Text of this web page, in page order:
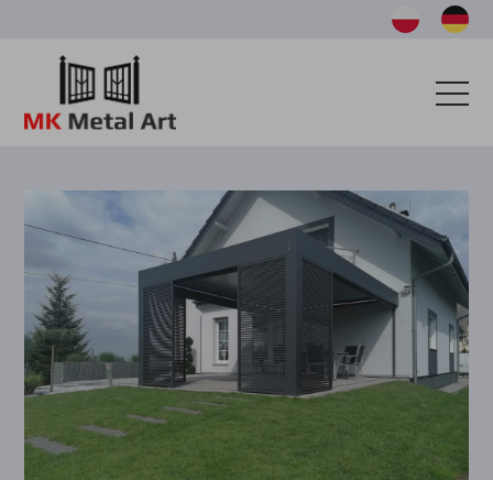
TARASY
REALIZACJE
KATALOG
BAZA WIEDZY